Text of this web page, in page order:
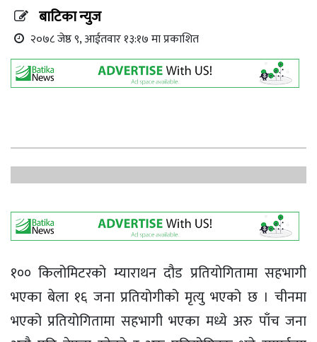
बाटिका न्युज
२०७८ जेष्ठ ९, आईतवार १३:१७ मा प्रकाशित
१०० किलोमिटरको म्याराथन दौड प्रतियोगितामा सहभागी
भएका बेला १६ जना प्रतियोगीको मृत्यु भएको छ । चीनमा
भएक‍ो प्रतियोगितामा सहभागी भएका मध्ये अरु पाँच जना